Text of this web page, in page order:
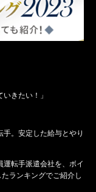
きたい！」
。安定した給与とやり
運転手派遣会社を、ボイ
ランキングでご紹介し